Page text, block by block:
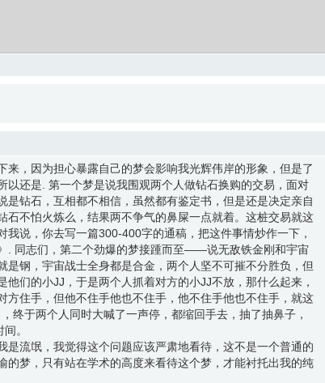
来，因为担心暴露自己的梦会影响我光辉伟岸的形象，但是了
以还是. 第一个梦是说我围观两个人做钻石换购的交易，面对
是钻石，互相都不相信，虽然都有鉴定书，但是还是决定亲自
石不怕火炼么，结果两不争气的鼻屎一点就着。这桩交易就这
说，你去写一篇300-400字的通稿，把这件事情炒作一下，
. 同志们，第二个劲爆的梦接踵而至——说无敌铁金刚和宇宙
是钢，宇宙战士全身都是合金，两个人坚不可摧不分胜负，但
们的小JJ，于是两个人抓着对方的小JJ不放，那什么起来，
方住手，但他不住手他也不住手，他不住手他也不住手，就这
终于两个人同时大喊了一声停，都缩回手去，抽了抽鼻子，
。
是流氓，我觉得这个问题应该严肃地看待，这不是一个普通的
的梦，只有站在学术的高度来看待这个梦，才能衬托出我的纯